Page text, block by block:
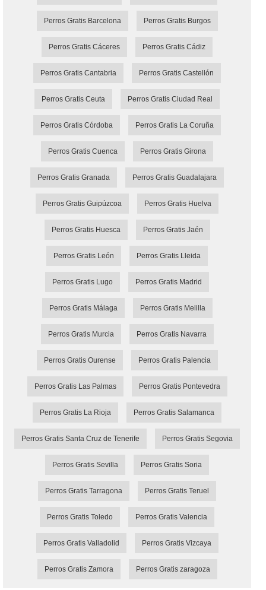
Perros Gratis Barcelona Perros Gratis Burgos
Perros Gratis Cáceres Perros Gratis Cádiz
Perros Gratis Cantabria Perros Gratis Castellón
Perros Gratis Ceuta Perros Gratis Ciudad Real
Perros Gratis Córdoba Perros Gratis La Coruña
Perros Gratis Cuenca Perros Gratis Girona
Perros Gratis Granada Perros Gratis Guadalajara
Perros Gratis Guipúzcoa Perros Gratis Huelva
Perros Gratis Huesca Perros Gratis Jaén
Perros Gratis León Perros Gratis Lleida
Perros Gratis Lugo Perros Gratis Madrid
Perros Gratis Málaga Perros Gratis Melilla
Perros Gratis Murcia Perros Gratis Navarra
Perros Gratis Ourense Perros Gratis Palencia
Perros Gratis Las Palmas Perros Gratis Pontevedra
Perros Gratis La Rioja Perros Gratis Salamanca
Perros Gratis Santa Cruz de Tenerife Perros Gratis Segovia
Perros Gratis Sevilla Perros Gratis Soria
Perros Gratis Tarragona Perros Gratis Teruel
Perros Gratis Toledo Perros Gratis Valencia
Perros Gratis Valladolid Perros Gratis Vizcaya
Perros Gratis Zamora Perros Gratis zaragoza